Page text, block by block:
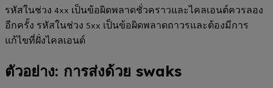
รหัสในช่วง 4xx เป็นข้อผิดพลาดชั่วคราวและไคลเอนต์ควรลอง
อีกครั้ง รหัสในช่วง 5xx เป็นข้อผิดพลาดถาวรและต้องมีการ
แก้ไขที่ฝั่งไคลเอนต์
ตัวอย่าง: การส่งด้วย swaks